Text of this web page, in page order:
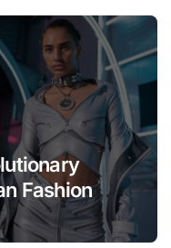
Fashion